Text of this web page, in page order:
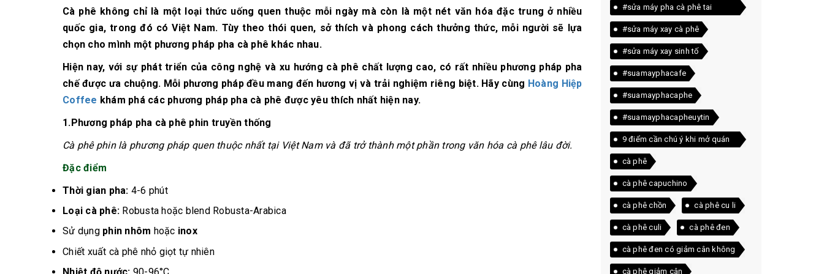
Cà phê không chỉ là một loại thức uống quen thuộc mỗi ngày mà còn là một nét văn hóa đặc trung ở nhiều
quốc gia, trong đó có Việt Nam. Tùy theo thói quen, sở thích và phong cách thưởng thức, mỗi người sẽ lựa
chọn cho mình một phương pháp pha cà phê khác nhau.
Hiện nay, với sự phát triển của công nghệ và xu hướng cà phê chất lượng cao, có rất nhiều phương pháp pha
chế được ưa chuộng. Mỗi phương pháp đều mang đến hương vị và trải nghiệm riêng biệt. Hãy cùng Hoàng Hiệp
Coffee khám phá các phương pháp pha cà phê được yêu thích nhất hiện nay.
1.Phương pháp pha cà phê phin truyền thống
Cà phê phin là phương pháp quen thuộc nhất tại Việt Nam và đã trở thành một phần trong văn hóa cà phê lâu đời.
Đặc điểm
Thời gian pha: 4-6 phút
Loại cà phê: Robusta hoặc blend Robusta-Arabica
Sử dụng phin nhôm hoặc inox
Chiết xuất cà phê nhỏ giọt tự nhiên
#sửa máy pha cà phê tai
quảng trị
#sửa máy xay cà phê
#sửa máy xay sinh tố
#suamayphacafe
#suamayphacaphe
#suamayphacapheuytin
9 điểm cần chú ý khi mở quán
cà phê
cà phê
cà phê capuchino
cà phê chồn cà phê cu li
cà phê culi cà phê đen
cà phê đen có giảm cân không
cà phê giảm cân